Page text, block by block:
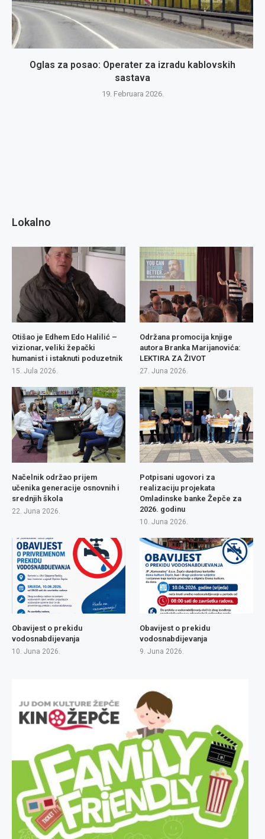
Oglas za posao: Operater za izradu kablovskih
sastava
19. Februara 2026.
Lokalno
Otišao je Edhem Edo Halilić –
vizionar, veliki žepački
humanist i istaknuti poduzetnik
15. Jula 2026.
Održana promocija knjige
autora Branka Marijanovića:
LEKTIRA ZA ŽIVOT
27. Juna 2026.
Načelnik održao prijem
učenika generacije osnovnih i
srednjih škola
22. Juna 2026.
Potpisani ugovori za
realizaciju projekata
Omladinske banke Žepče za
2026. godinu
10. Juna 2026.
Obavijest o prekidu
vodosnabdijevanja
10. Juna 2026.
Obavijest o prekidu
vodosnabdijevanja
9. Juna 2026.